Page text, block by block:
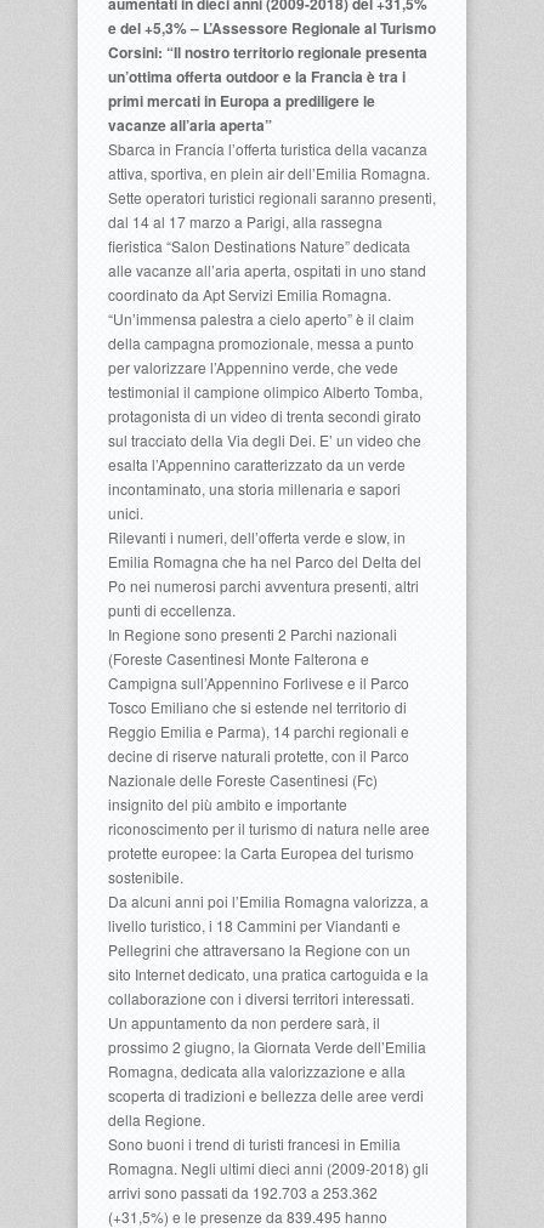
e del +5,3% – L’Assessore Regionale al Turismo
Corsini: “Il nostro territorio regionale presenta
un’ottima offerta outdoor e la Francia è tra i
primi mercati in Europa a prediligere le
vacanze all’aria aperta”
Sbarca in Francia l’offerta turistica della vacanza
attiva, sportiva, en plein air dell’Emilia Romagna.
Sette operatori turistici regionali saranno presenti,
dal 14 al 17 marzo a Parigi, alla rassegna
fieristica “Salon Destinations Nature” dedicata
alle vacanze all’aria aperta, ospitati in uno stand
coordinato da Apt Servizi Emilia Romagna.
“Un’immensa palestra a cielo aperto” è il claim
della campagna promozionale, messa a punto
per valorizzare l’Appennino verde, che vede
testimonial il campione olimpico Alberto Tomba,
protagonista di un video di trenta secondi girato
sul tracciato della Via degli Dei. E’ un video che
esalta l’Appennino caratterizzato da un verde
incontaminato, una storia millenaria e sapori
unici.
Rilevanti i numeri, dell’offerta verde e slow, in
Emilia Romagna che ha nel Parco del Delta del
Po nei numerosi parchi avventura presenti, altri
punti di eccellenza.
In Regione sono presenti 2 Parchi nazionali
(Foreste Casentinesi Monte Falterona e
Campigna sull’Appennino Forlivese e il Parco
Tosco Emiliano che si estende nel territorio di
Reggio Emilia e Parma), 14 parchi regionali e
decine di riserve naturali protette, con il Parco
Nazionale delle Foreste Casentinesi (Fc)
insignito del più ambito e importante
riconoscimento per il turismo di natura nelle aree
protette europee: la Carta Europea del turismo
sostenibile.
Da alcuni anni poi l’Emilia Romagna valorizza, a
livello turistico, i 18 Cammini per Viandanti e
Pellegrini che attraversano la Regione con un
sito Internet dedicato, una pratica cartoguida e la
collaborazione con i diversi territori interessati.
Un appuntamento da non perdere sarà, il
prossimo 2 giugno, la Giornata Verde dell’Emilia
Romagna, dedicata alla valorizzazione e alla
scoperta di tradizioni e bellezza delle aree verdi
della Regione.
Sono buoni i trend di turisti francesi in Emilia
Romagna. Negli ultimi dieci anni (2009-2018) gli
arrivi sono passati da 192.703 a 253.362
(+31,5%) e le presenze da 839.495 hanno